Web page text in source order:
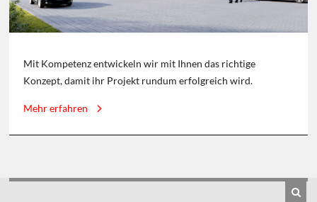
Mit Kompetenz entwickeln wir mit Ihnen das richtige
Konzept, damit ihr Projekt rundum erfolgreich wird.
Mehr erfahren